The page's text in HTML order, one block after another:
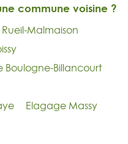
commune voisine ?
Malmaison
Boulogne-Billancourt
Elagage Massy